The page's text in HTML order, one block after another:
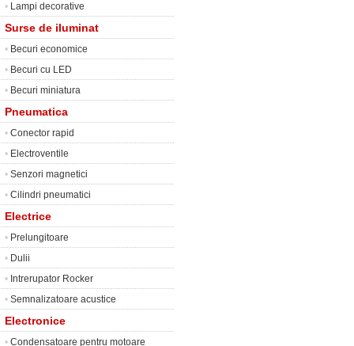
• Lampi decorative
Surse de iluminat
• Becuri economice
• Becuri cu LED
• Becuri miniatura
Pneumatica
• Conector rapid
• Electroventile
• Senzori magnetici
• Cilindri pneumatici
Electrice
• Prelungitoare
• Dulii
• Intrerupator Rocker
• Semnalizatoare acustice
Electronice
• Condensatoare pentru motoare